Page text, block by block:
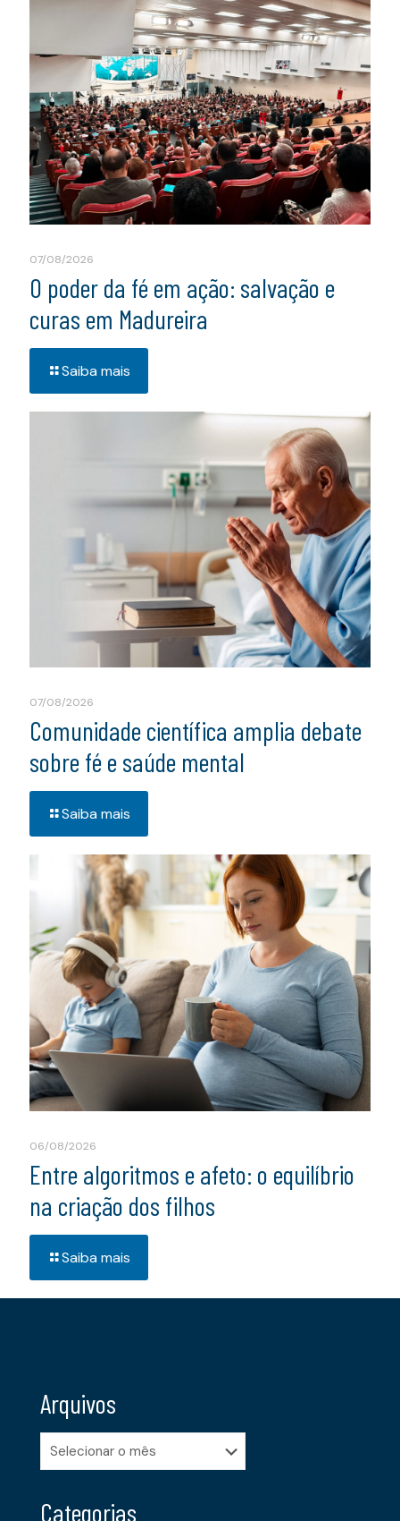
07/08/2026
O poder da fé em ação: salvação e
curas em Madureira
Saiba mais
07/08/2026
Comunidade científica amplia debate
sobre fé e saúde mental
Saiba mais
06/08/2026
Entre algoritmos e afeto: o equilíbrio
na criação dos filhos
Saiba mais
Arquivos
Arquivos
Categorias